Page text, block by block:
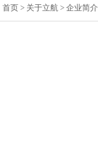
首页 > 关于立航 > 企业简介